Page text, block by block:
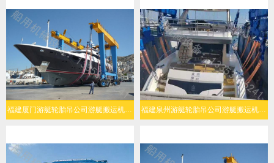
福建厦门游艇轮胎吊公司游艇搬运机灵活转向 福建泉州游艇轮胎吊公司游艇搬运机结构可靠